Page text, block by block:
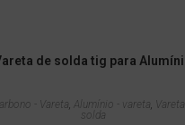
de solda tig para
- Vareta, Alumínio - vareta,
solda